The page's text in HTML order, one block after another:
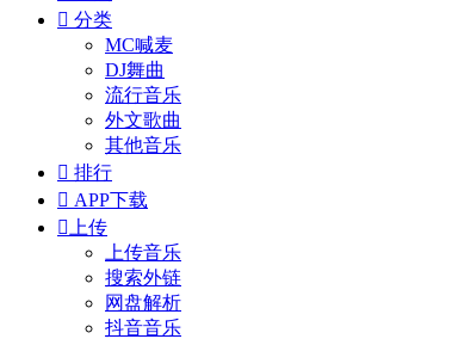
 分类
MC喊麦
DJ舞曲
流行音乐
外文歌曲
其他音乐
 排行
 APP下载
 上传
上传音乐
搜索外链
网盘解析
抖音音乐